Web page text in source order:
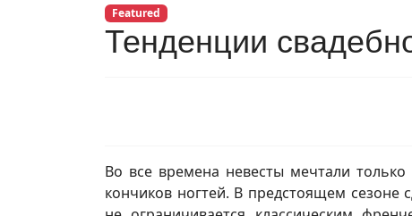
Featured
Тенденции
Во все времена невесты мечтали
кончиков ногтей. В предстоящем